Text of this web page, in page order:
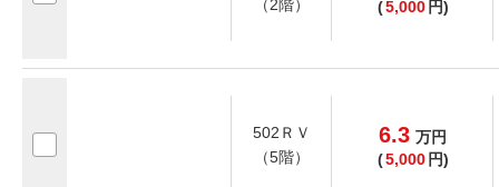
（2階）
(5,000 円)
502ＲＶ
（5階）
6.3 万円
(5,000 円)